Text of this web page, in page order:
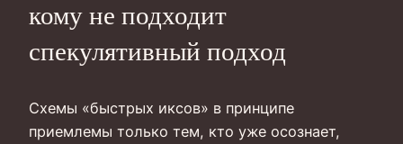
кому не подходит
спекулятивный подход
Схемы «быстрых иксов» в принципе
приемлемы только тем, кто уже осознает,